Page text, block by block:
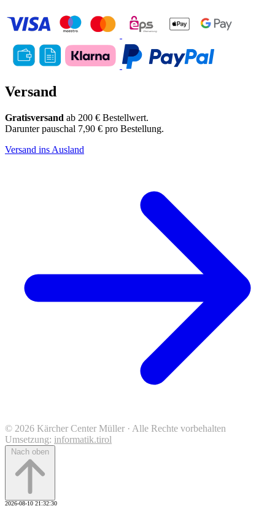
Versand
Gratisversand ab 200 € Bestellwert.
Darunter pauschal 7,90 € pro Bestellung.
Versand ins Ausland
© 2026 Kärcher Center Müller · Alle Rechte vorbehalten
Umsetzung: informatik.tirol
Nach oben
2026-08-10 21:32:30